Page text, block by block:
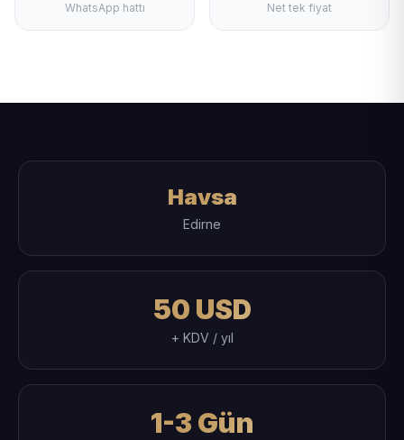
WhatsApp hattı
Net tek fiyat
Havsa
Edirne
50 USD
+ KDV / yıl
1-3 Gün